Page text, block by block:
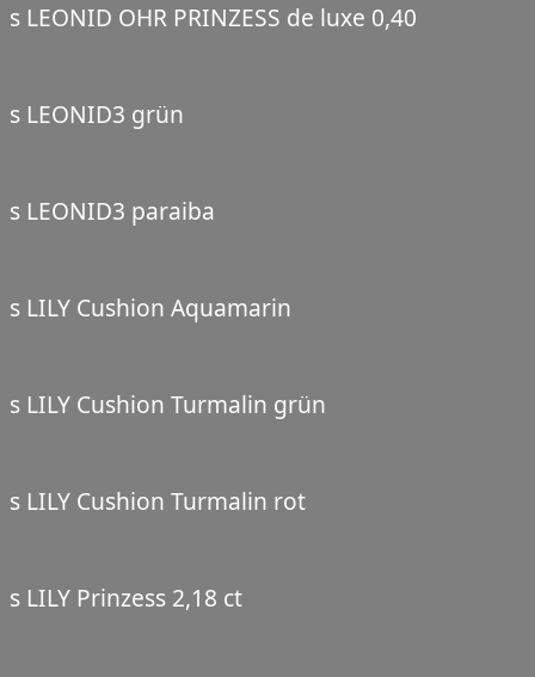
s LEONID OHR PRINZESS de luxe 0,40
s LEONID3 grün
s LEONID3 paraiba
s LILY Cushion Aquamarin
s LILY Cushion Turmalin grün
s LILY Cushion Turmalin rot
s LILY Prinzess 2,18 ct